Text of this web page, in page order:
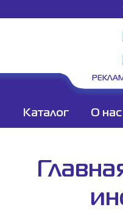
Каталог О нас